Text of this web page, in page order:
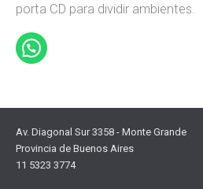
porta CD para dividir ambientes.
Av. Diagonal Sur 3358 - Monte Grande
Provincia de Buenos Aires
11 5323 3774